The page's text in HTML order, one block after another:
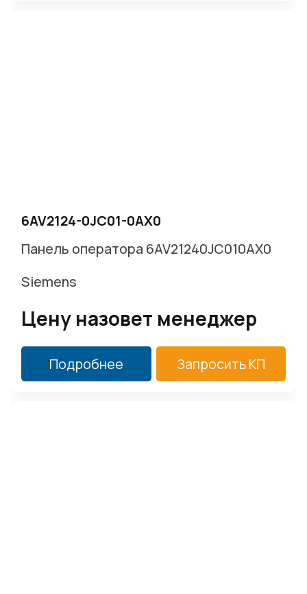
6AV2124-0JC01-0AX0
Панель оператора 6AV21240JC010AX0
Siemens
Цену назовет менеджер
Подробнее Запросить КП